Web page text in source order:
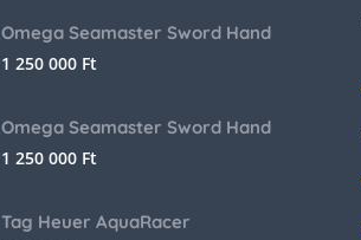
Omega Seamaster Sword Hand
1 250 000 Ft
Omega Seamaster Sword Hand
1 250 000 Ft
Tag Heuer AquaRacer